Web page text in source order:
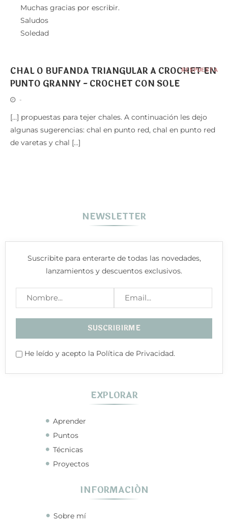
Muchas gracias por escribir.
Saludos
Soledad
CHAL O BUFANDA TRIANGULAR A CROCHET EN
PUNTO GRANNY - CROCHET CON SOLE
-
[…] propuestas para tejer chales. A continuación les dejo
algunas sugerencias: chal en punto red, chal en punto red
de varetas y chal […]
RESPUESTA
NEWSLETTER
Suscribite para enterarte de todas las novedades,
lanzamientos y descuentos exclusivos.
He leído y acepto la Política de Privacidad.
EXPLORAR
Aprender
Puntos
Técnicas
Proyectos
INFORMACIÓN
Sobre mí